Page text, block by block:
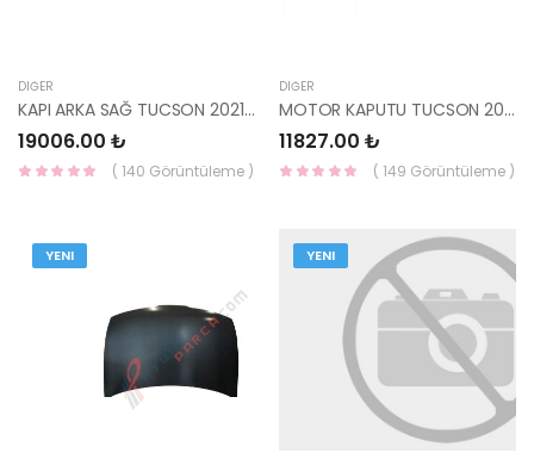
DIĞER
KAPI ARKA SAĞ TUCSON 2021- 77004-N7000-YS
19006.00 ₺
( 140 Görüntüleme )
DIĞER
MOTOR KAPUTU TUCSON 2021- 66400-N7000-YS
11827.00 ₺
( 149 Görüntüleme )
YENI YENI